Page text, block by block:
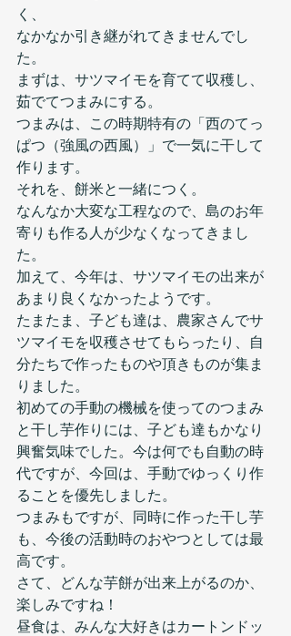
く、
なかなか引き継がれてきませんでし
た。
まずは、サツマイモを育てて収穫し、
茹でてつまみにする。
つまみは、この時期特有の「西のてっ
ぱつ（強風の西風）」で一気に干して
作ります。
それを、餅米と一緒につく。
なんなか大変な工程なので、島のお年
寄りも作る人が少なくなってきまし
た。
加えて、今年は、サツマイモの出来が
あまり良くなかったようです。
たまたま、子ども達は、農家さんでサ
ツマイモを収穫させてもらったり、自
分たちで作ったものや頂きものが集ま
りました。
初めての手動の機械を使ってのつまみ
と干し芋作りには、子ども達もかなり
興奮気味でした。今は何でも自動の時
代ですが、今回は、手動でゆっくり作
ることを優先しました。
つまみもですが、同時に作った干し芋
も、今後の活動時のおやつとしては最
高です。
さて、どんな芋餅が出来上がるのか、
楽しみですね！
昼食は、みんな大好きはカートンドッ